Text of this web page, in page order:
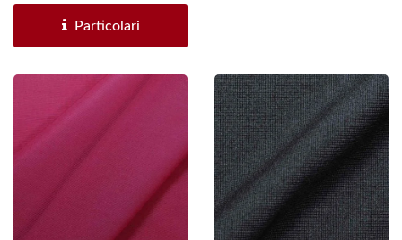
nostro...
Particolari